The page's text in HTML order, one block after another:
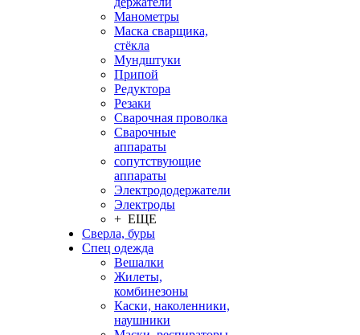
Манометры
Маска сварщика,
стёкла
Мундштуки
Припой
Редуктора
Резаки
Сварочная проволка
Сварочные
аппараты
сопутствующие
аппараты
Электрододержатели
Электроды
+ ЕЩЕ
Сверла, буры
Спец одежда
Вешалки
Жилеты,
комбинезоны
Каски, наколенники,
наушники